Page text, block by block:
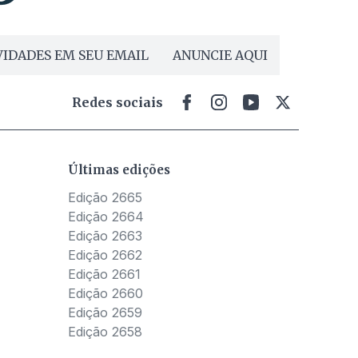
EM SEU EMAIL ANUNCIE AQUI
Redes sociais
Últimas edições
Edição 2665
Edição 2664
Edição 2663
Edição 2662
Edição 2661
Edição 2660
Edição 2659
Edição 2658